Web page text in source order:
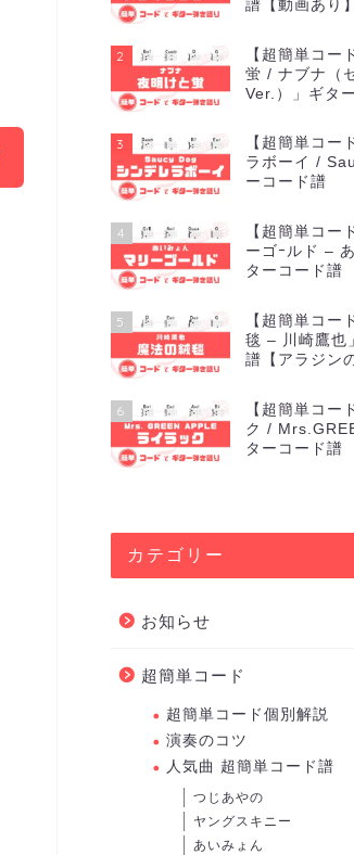
譜【動画あり】
2
【超簡単コー
蛍 / ナブナ（
Ver.）」ギタ
3
【超簡単コー
ラボーイ /
ーコード譜
4
【超簡単コー
ーゴｰルド –
ターコード譜
5
【超簡単コー
毯 – 川崎鷹也
譜【アラジン
6
【超簡単コー
ク /
ターコード譜
カテゴリー
お知らせ
超簡単コード
超簡単コード個別解説
演奏のコツ
人気曲 超簡単コード譜
つじあやの
ヤングスキニー
あいみょん